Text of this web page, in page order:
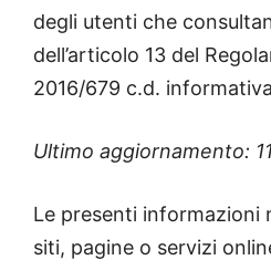
degli utenti che
dell’articolo 13 del
2016/679 c.d.
Ultimo aggiornamento:
Le presenti informazioni
siti, pagine o servizi